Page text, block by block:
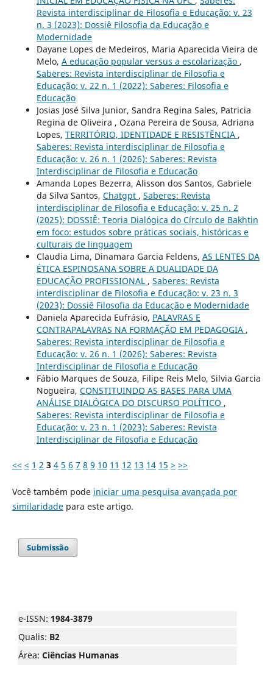
Revista interdisciplinar de Filosofia e Educação: v. 23
n. 3 (2023): Dossiê Filosofia da Educação e
Modernidade
Dayane Lopes de Medeiros, Maria Aparecida Vieira de
Melo, A educação popular versus a escolarização ,
Saberes: Revista interdisciplinar de Filosofia e
Educação: v. 22 n. 1 (2022): Saberes: Filosofia e
Educação
Josias José Silva Junior, Sandra Regina Sales, Patricia
Regina de Oliveira , Ozana Pereira de Sousa, Adriana
Lopes, TERRITÓRIO, IDENTIDADE E RESISTÊNCIA ,
Saberes: Revista interdisciplinar de Filosofia e
Educação: v. 26 n. 1 (2026): Saberes: Revista
Interdisciplinar de Filosofia e Educação
Amanda Lopes Bezerra, Alisson dos Santos, Gabriele
da Silva Santos, Chatgpt , Saberes: Revista
interdisciplinar de Filosofia e Educação: v. 25 n. 2
(2025): DOSSIÊ: Teoria Dialógica do Círculo de Bakhtin
em foco: estudos sobre práticas sociais, históricas e
culturais de linguagem
Claudia Lima, Dinamara Garcia Feldens, AS LENTES DA
ÉTICA ESPINOSANA SOBRE A DUALIDADE DA
EDUCAÇÃO PROFISSIONAL , Saberes: Revista
interdisciplinar de Filosofia e Educação: v. 23 n. 3
(2023): Dossiê Filosofia da Educação e Modernidade
Daniela Aparecida Eufrásio, PALAVRAS E
CONTRAPALAVRAS NA FORMAÇÃO EM PEDAGOGIA ,
Saberes: Revista interdisciplinar de Filosofia e
Educação: v. 26 n. 1 (2026): Saberes: Revista
Interdisciplinar de Filosofia e Educação
Fábio Marques de Souza, Filipe Reis Melo, Silvia Garcia
Nogueira, CONSTITUINDO AS BASES PARA UMA
ANÁLISE DIALÓGICA DO DISCURSO POLÍTICO ,
Saberes: Revista interdisciplinar de Filosofia e
Educação: v. 23 n. 1 (2023): Saberes: Revista
Interdisciplinar de Filosofia e Educação
<< < 1 2 3 4 5 6 7 8 9 10 11 12 13 14 15 > >>
Você também pode iniciar uma pesquisa avançada por
similaridadepara este artigo.
Submissão
e-ISSN: 1984-3879
Qualis: B2
Área: Ciências Humanas